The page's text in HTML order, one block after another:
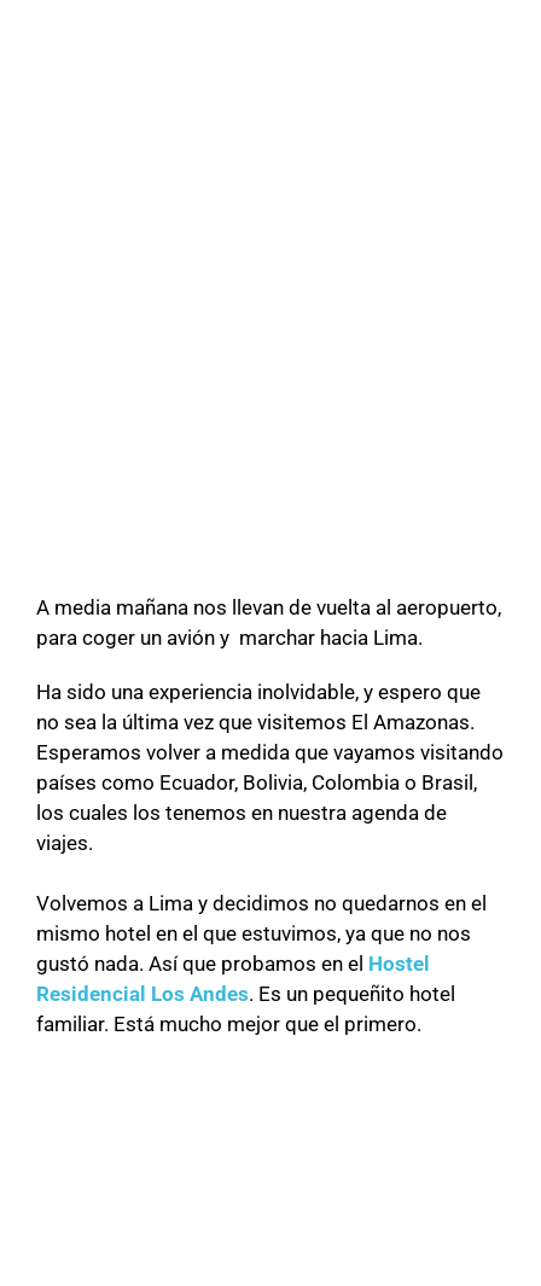
A media mañana nos llevan de vuelta al aeropuerto,
para coger un avión y marchar hacia Lima.
Ha sido una experiencia inolvidable, y espero que
no sea la última vez que visitemos El Amazonas.
Esperamos volver a medida que vayamos visitando
países como Ecuador, Bolivia, Colombia o Brasil,
los cuales los tenemos en nuestra agenda de
viajes.
Volvemos a Lima y decidimos no quedarnos en el
mismo hotel en el que estuvimos, ya que no nos
gustó nada. Así que probamos en el Hostel
Residencial Los Andes. Es un pequeñito hotel
familiar. Está mucho mejor que el primero.